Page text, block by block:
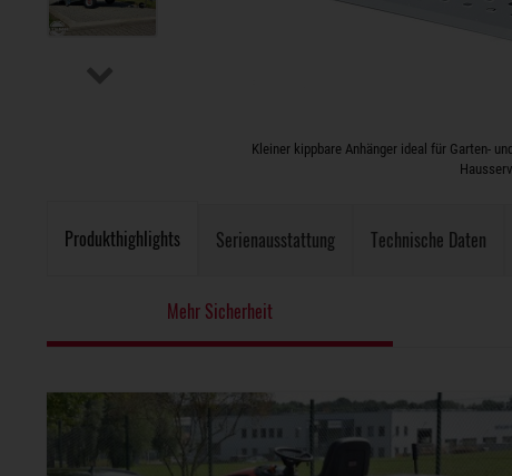
Kleiner kippbare Anhänger ideal für Garten-
Produkthighlights Serienausstattung Technische Daten
Mehr Sicherheit